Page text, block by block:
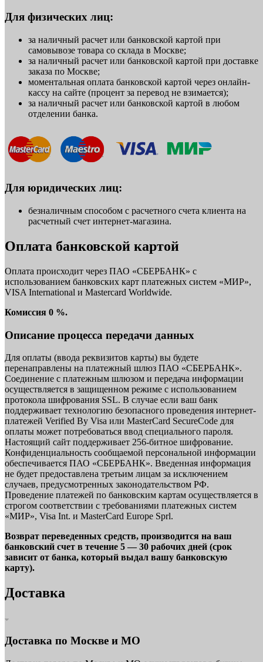
Для физических лиц:
за наличный расчет или банковской картой при
самовывозе товара со склада в Москве;
за наличный расчет или банковской картой при доставке
заказа по Москве;
моментальная оплата банковской картой через онлайн-
кассу на сайте (процент за перевод не взимается);
за наличный расчет или банковской картой в любом
отделении банка.
Для юридических лиц:
безналичным способом с расчетного счета клиента на
расчетный счет интернет-магазина.
Оплата банковской картой
Оплата происходит через ПАО «СБЕРБАНК» с
использованием банковских карт платежных систем «МИР»,
VISA International и Mastercard Worldwide.
Комиссия 0 %.
Описание процесса передачи данных
Для оплаты (ввода реквизитов карты) вы будете
перенаправлены на платежный шлюз ПАО «СБЕРБАНК».
Соединение с платежным шлюзом и передача информации
осуществляется в защищенном режиме с использованием
протокола шифрования SSL. В случае если ваш банк
поддерживает технологию безопасного проведения интернет-
платежей Verified By Visa или MasterCard SecureCode для
оплаты может потребоваться ввод специального пароля.
Настоящий сайт поддерживает 256-битное шифрование.
Конфиденциальность сообщаемой персональной информации
обеспечивается ПАО «СБЕРБАНК». Введенная информация
не будет предоставлена третьим лицам за исключением
случаев, предусмотренных законодательством РФ.
Проведение платежей по банковским картам осуществляется в
строгом соответствии с требованиями платежных систем
«МИР», Visa Int. и MasterCard Europe Sprl.
Возврат переведенных средств, производится на ваш
банковский счет в течение 5 — 30 рабочих дней (срок
зависит от банка, который выдал вашу банковскую
карту).
Доставка
Доставка по Москве и МО